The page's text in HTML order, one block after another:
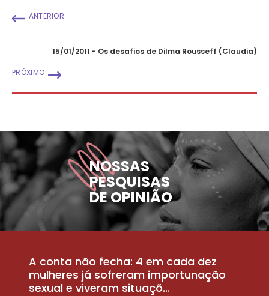
ANTERIOR
15/01/2011 - Os desafios de Dilma Rousseff (Claudia)
PRÓXIMO
NOSSAS
PESQUISAS
DE OPINIÃO
A conta não fecha: 4 em cada dez
mulheres já sofreram importunação
sexual e viveram situaçõ...